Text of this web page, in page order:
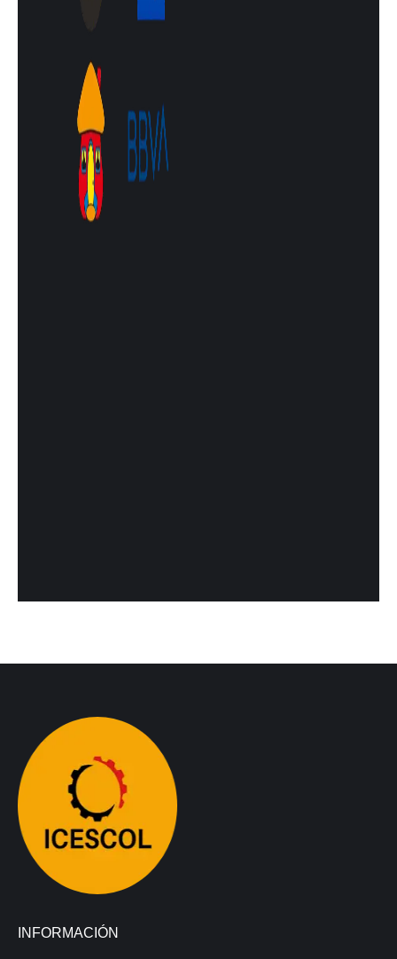
INFORMACIÓN